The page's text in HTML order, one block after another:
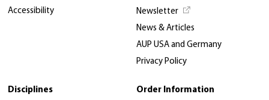
Accessibility
Newsletter
News & Articles
AUP USA and Germany
Privacy Policy
Disciplines Order Information